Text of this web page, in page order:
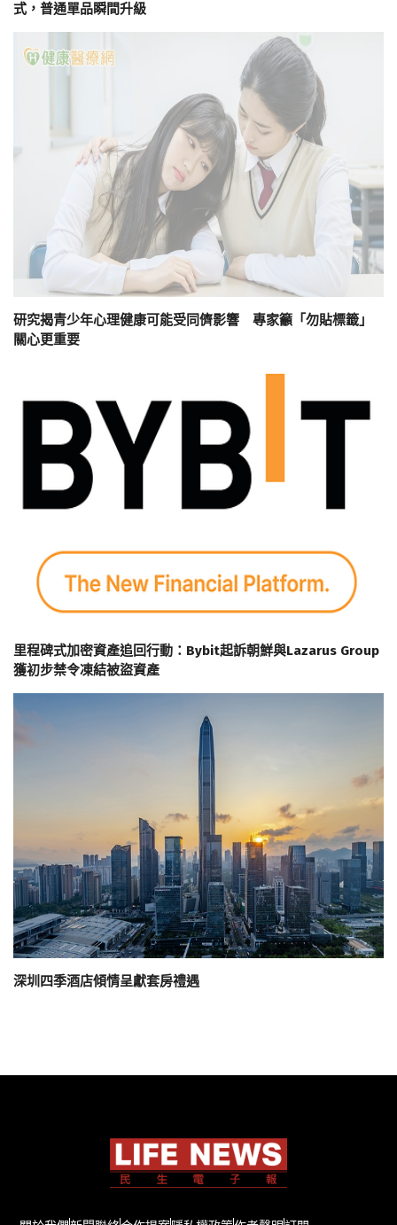
式，普通單品瞬間升級
研究揭青少年心理健康可能受同儕影響 專家籲「勿貼標籤」
關心更重要
里程碑式加密資產追回行動：Bybit起訴朝鮮與Lazarus Group
獲初步禁令凍結被盜資產
深圳四季酒店傾情呈獻套房禮遇